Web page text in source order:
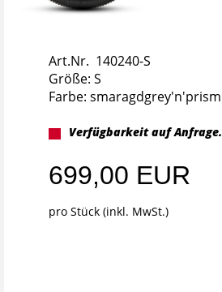
Art.Nr. 140240-S
Größe: S
Farbe: smaragdgrey'n'prism
Verfügbarkeit auf Anfrage.
699,00 EUR
pro Stück (inkl. MwSt.)